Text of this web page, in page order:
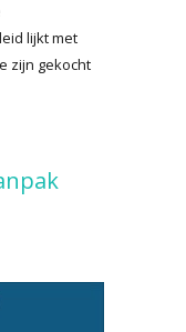
lijkt met
zijn gekocht